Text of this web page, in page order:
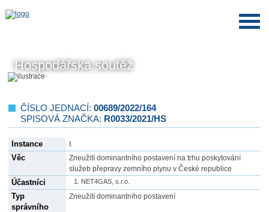
Hospodářská soutěž
ČÍSLO JEDNACÍ: 00689/2022/164
SPISOVÁ ZNAČKA: R0033/2021/HS
Instance I.
Věc
Zneužití dominantního postavení na trhu poskytování
služeb přepravy zemního plynu v České republice
Účastníci NET4GAS, s.r.o.
Typ
správního
Zneužití dominantního postavení